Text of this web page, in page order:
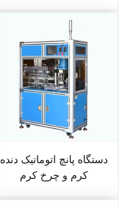
دستگاه پانچ اتوماتیک دنده
کرم و چرخ کرم